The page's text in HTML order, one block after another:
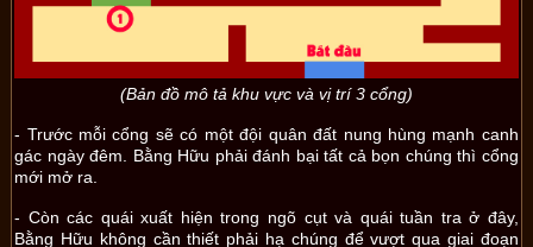
(Bản đồ mô tả khu vực và vị trí 3 cổng)
- Trước mỗi cổng sẽ có một đội quân đất nung hùng mạnh canh
gác ngày đêm. Bằng Hữu phải đánh bại tất cả bọn chúng thì cổng
mới mở ra.
- Còn các quái xuất hiện trong ngõ cụt và quái tuần tra ở đây,
Bằng Hữu không cần thiết phải hạ chúng để vượt qua giai đoạn